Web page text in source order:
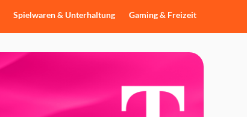
Spielwaren & Unterhaltung Gaming & Freizeit